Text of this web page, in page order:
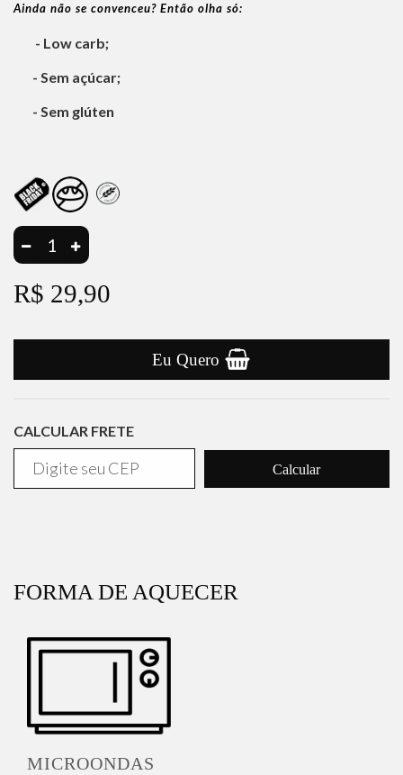
Ainda não se convenceu? Então olha só:
- Low carb;
- Sem açúcar;
- Sem glúten
R$ 29,90
Eu Quero
CALCULAR FRETE
Calcular
FORMA DE AQUECER
MICROONDAS